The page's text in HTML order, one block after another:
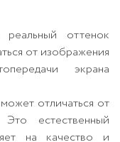
оттенок
от изображения
экрана
отличаться от
естественный
на качество и